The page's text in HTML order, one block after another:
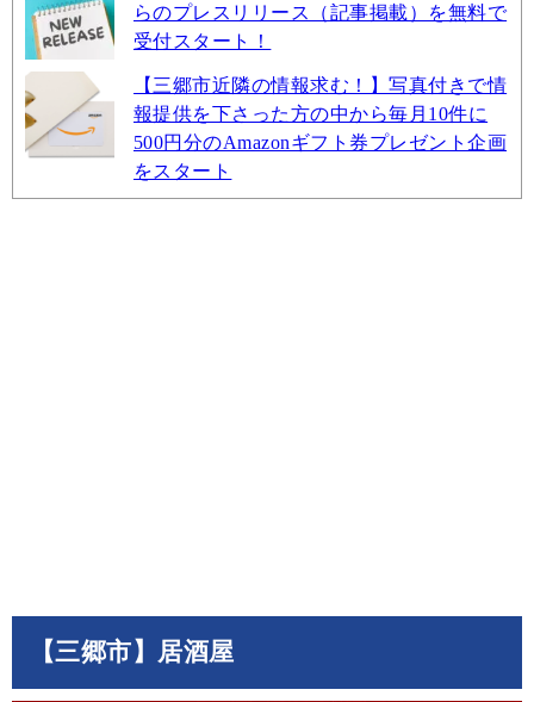
らのプレスリリース（記事掲載）を無料で
受付スタート！
【三郷市近隣の情報求む！】写真付きで情
報提供を下さった方の中から毎月10件に
500円分のAmazonギフト券プレゼント企画
をスタート
【三郷市】居酒屋